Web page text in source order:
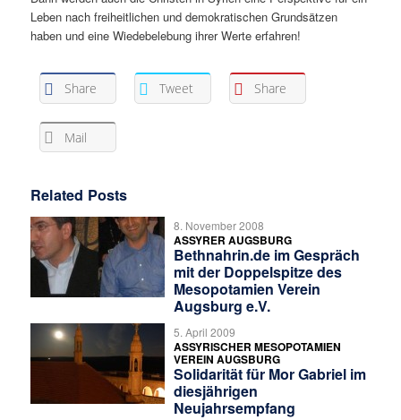
Leben nach freiheitlichen und demokratischen Grundsätzen
haben und eine Wiedebelebung ihrer Werte erfahren!
Share Tweet Share
Mail
Related Posts
8. November 2008
ASSYRER AUGSBURG
Bethnahrin.de im Gespräch
mit der Doppelspitze des
Mesopotamien Verein
Augsburg e.V.
5. April 2009
ASSYRISCHER MESOPOTAMIEN
VEREIN AUGSBURG
Solidarität für Mor Gabriel im
diesjährigen
Neujahrsempfang